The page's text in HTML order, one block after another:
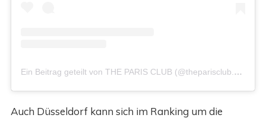
Ein Beitrag geteilt von THE PARIS CLUB (@theparisclub.dus)
Auch Düsseldorf kann sich im Ranking um die